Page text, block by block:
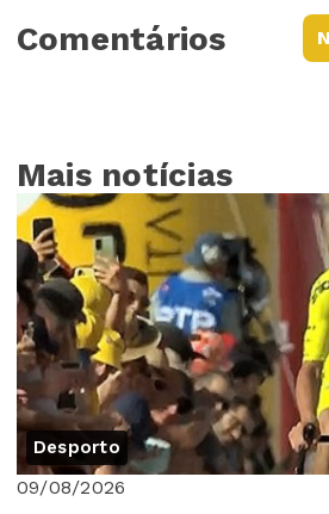
Comentários
Mais notícias
Desporto
09/08/2026